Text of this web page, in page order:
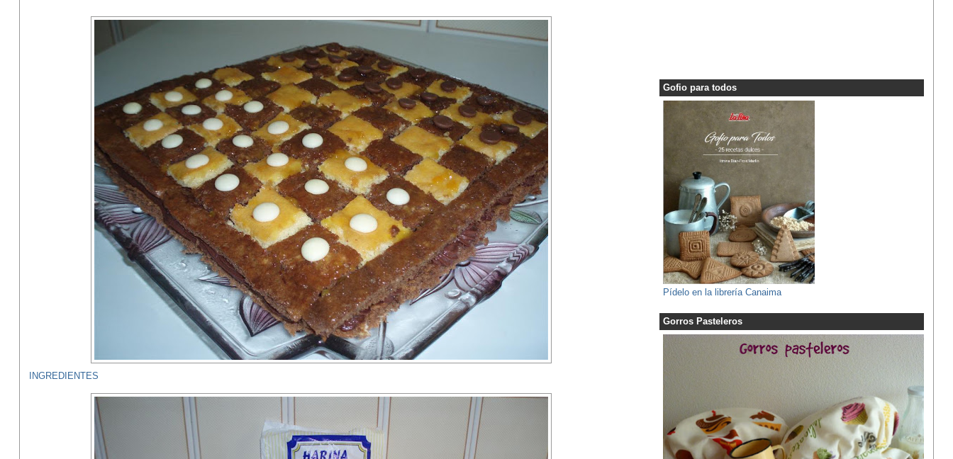
INGREDIENTES
Gofio para todos
Pídelo en la librería Canaima
Gorros Pasteleros